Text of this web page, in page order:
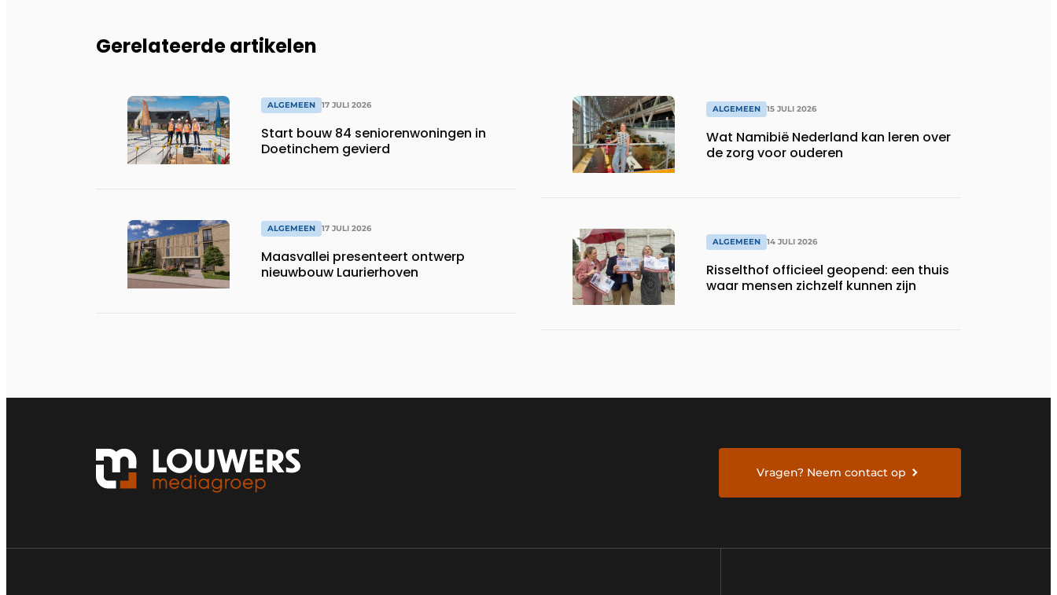
Gerelateerde artikelen
ALGEMEEN 17 JULI 2026
Start bouw 84 seniorenwoningen in
Doetinchem gevierd
ALGEMEEN 17 JULI 2026
Maasvallei presenteert ontwerp
nieuwbouw Laurierhoven
ALGEMEEN 15 JULI 2026
Wat Namibië Nederland kan leren over
de zorg voor ouderen
ALGEMEEN 14 JULI 2026
Risselthof officieel geopend: een thuis
waar mensen zichzelf kunnen zijn
Vragen? Neem contact op